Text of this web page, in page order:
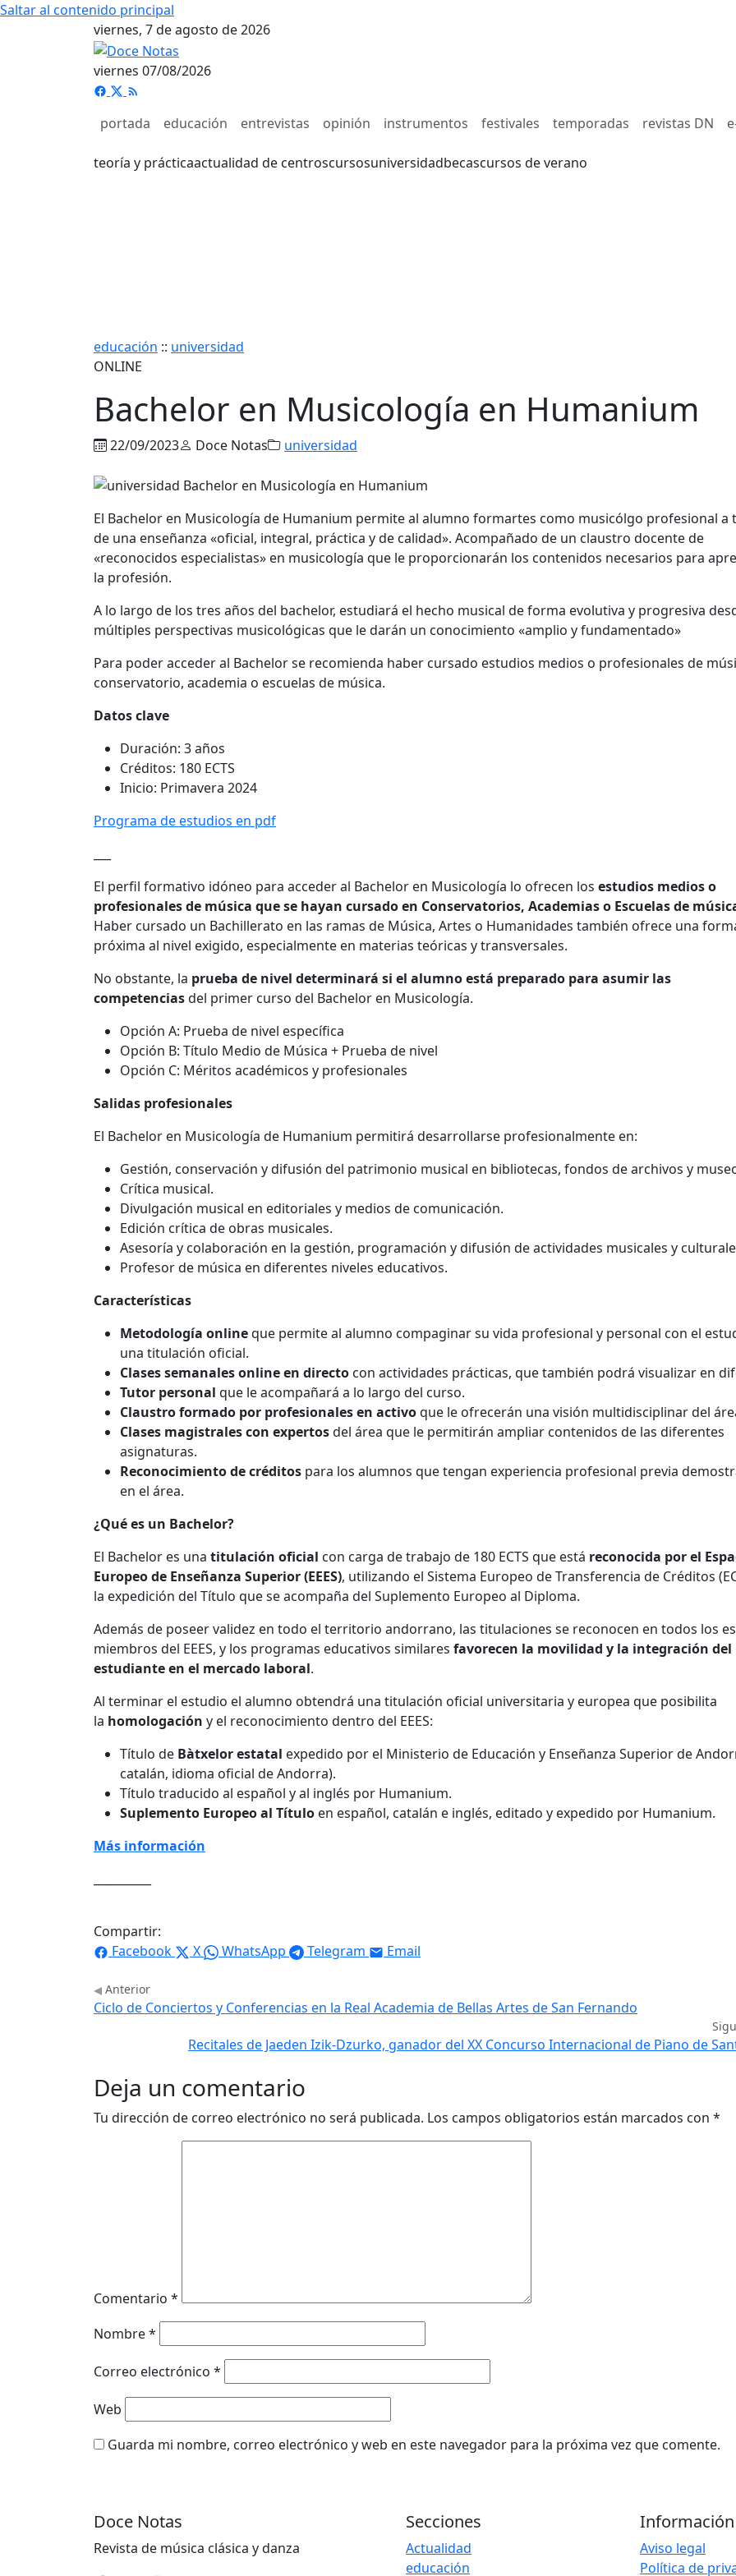
Saltar al contenido principal
viernes, 7 de agosto de 2026
viernes 07/08/2026
portada educación entrevistas opinión instrumentos festivales temporadas revistas DN
teoría y prácticaactualidad de centroscursosuniversidadbecascursos de verano
educación :: universidad
ONLINE
Bachelor en Musicología en Humanium
22/09/2023 Doce Notas universidad
El Bachelor en Musicología de Humanium permite al alumno formartes como musicólgo profesional a
de una enseñanza «oficial, integral, práctica y de calidad». Acompañado de un claustro docente de
«reconocidos especialistas» en musicología que le proporcionarán los contenidos necesarios para
la profesión.
A lo largo de los tres años del bachelor, estudiará el hecho musical de forma evolutiva y progresiva
múltiples perspectivas musicológicas que le darán un conocimiento «amplio y fundamentado»
Para poder acceder al Bachelor se recomienda haber cursado estudios medios o profesionales de
conservatorio, academia o escuelas de música.
Datos clave
Duración: 3 años
Créditos: 180 ECTS
Inicio: Primavera 2024
Programa de estudios en pdf
El perfil formativo idóneo para acceder al Bachelor en Musicología lo ofrecen los estudios medios o
profesionales de música que se hayan cursado en Conservatorios, Academias o Escuelas de
Haber cursado un Bachillerato en las ramas de Música, Artes o Humanidades también ofrece una
próxima al nivel exigido, especialmente en materias teóricas y transversales.
No obstante, la prueba de nivel determinará si el alumno está preparado para asumir las
competenciasdel primer curso del Bachelor en Musicología.
Opción A: Prueba de nivel específica
Opción B: Título Medio de Música + Prueba de nivel
Opción C: Méritos académicos y profesionales
Salidas profesionales
El Bachelor en Musicología de Humanium permitirá desarrollarse profesionalmente en:
Gestión, conservación y difusión del patrimonio musical en bibliotecas, fondos de archivos y
Crítica musical.
Divulgación musical en editoriales y medios de comunicación.
Edición crítica de obras musicales.
Asesoría y colaboración en la gestión, programación y difusión de actividades musicales y
Profesor de música en diferentes niveles educativos.
Características
Metodología onlineque permite al alumno compaginar su vida profesional y personal con el
una titulación oficial.
Clases semanales online en directo con actividades prácticas, que también podrá visualizar en
Tutor personal que le acompañará a lo largo del curso.
Claustro formado por profesionales en activoque le ofrecerán una visión multidisciplinar del
Clases magistrales con expertosdel área que le permitirán ampliar contenidos de las diferentes
asignaturas.
Reconocimiento de créditos para los alumnos que tengan experiencia profesional previa
en el área.
¿Qué es un Bachelor?
El Bachelor es una titulación oficial con carga de trabajo de 180 ECTS que está reconocida por el
Europeo de Enseñanza Superior (EEES), utilizando el Sistema Europeo de Transferencia de Créditos
la expedición del Título que se acompaña del Suplemento Europeo al Diploma.
Además de poseer validez en todo el territorio andorrano, las titulaciones se reconocen en todos los
miembros del EEES, y los programas educativos similares favorecen la movilidad y la integración del
estudiante en el mercado laboral.
Al terminar el estudio el alumno obtendrá una titulación oficial universitaria y europea que posibilita
la homologación y el reconocimiento dentro del EEES:
Título de Bàtxelor estatal expedido por el Ministerio de Educación y Enseñanza Superior de
catalán, idioma oficial de Andorra).
Título traducido al español y al inglés por Humanium.
Suplemento Europeo al Título en español, catalán e inglés, editado y expedido por Humanium.
Más información
Compartir:
Facebook
X WhatsApp Telegram Email
Anterior
Ciclo de Conciertos y Conferencias en la Real Academia de Bellas Artes de San Fernando
Recitales de Jaeden Izik-Dzurko, ganador del XX Concurso Internacional de Piano de
Deja un comentario
Tu dirección de correo electrónico no será publicada. Los campos obligatorios están marcados con *
Comentario *
Nombre*
Correo electrónico *
Web
Guarda mi nombre, correo electrónico y web en este navegador para la próxima vez que comente.
Doce Notas
Revista de música clásica y danza
Secciones
Actualidad
educación
Información
Aviso legal
Política de